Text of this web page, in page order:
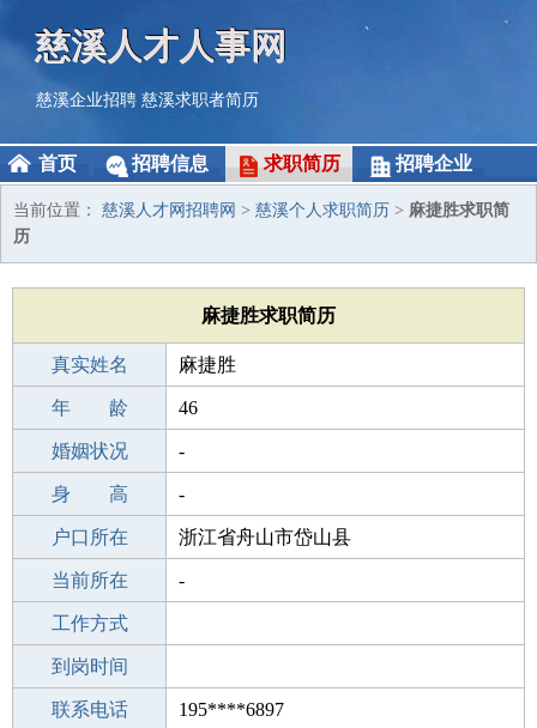
慈溪人才人事网
慈溪企业招聘 慈溪求职者简历
首页 招聘信息 求职简历 招聘企业
当前位置： 慈溪人才网招聘网 > 慈溪个人求职简历 > 麻捷胜求职简
历
麻捷胜求职简历
真实姓名 麻捷胜
性 别 男
年 龄 46
出生年月 1980-10-05
婚姻状况 -
学 历 初中
身 高 -
毕业学校 西四初级中学
户口所在 浙江省舟山市岱山县
所学专业 -
当前所在 -
工作经验
工作方式
驾 照
到岗时间
期望月薪
联系电话 195****6897